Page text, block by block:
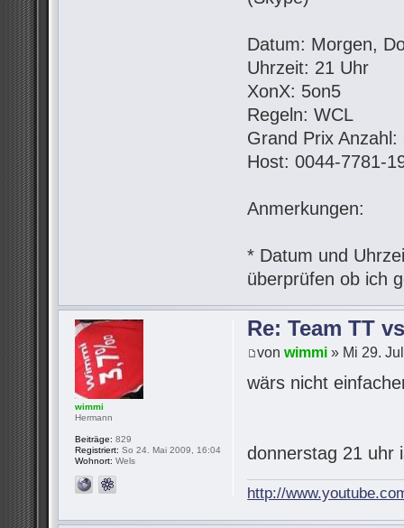
Datum: Morgen,
Uhrzeit: 21 Uhr
XonX: 5on5
Regeln: WCL
Grand Prix Anzahl:
Host: 0044-7781-
Anmerkungen:
* Datum und
überprüfen ob ich
Re: Team TT
vonwimmi » Mi 29.
wärs nicht
donnerstag 21 uhr
http://
wimmi
Hermann
Beiträge: 829
Registriert: So 24. Mai 2009, 16:04
Wohnort: Wels